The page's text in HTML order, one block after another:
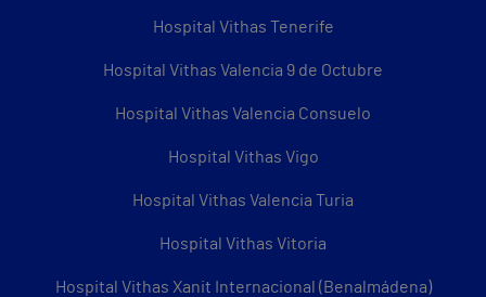
Hospital Vithas Tenerife
Hospital Vithas Valencia 9 de Octubre
Hospital Vithas Valencia Consuelo
Hospital Vithas Vigo
Hospital Vithas Valencia Turia
Hospital Vithas Vitoria
Hospital Vithas Xanit Internacional (Benalmádena)